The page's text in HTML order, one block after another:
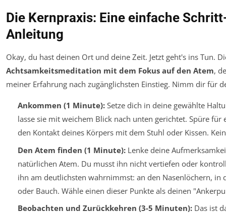
Die Kernpraxis: Eine einfache
Anleitung
Okay, du hast deinen Ort und deine Zeit. Jetzt geht's ins Tun.
Achtsamkeitsmeditation mit dem Fokus auf den Atem,
meiner Erfahrung nach zugänglichsten Einstieg. Nimm dir für
Ankommen (1 Minute):Setze dich in deine gewählte
lasse sie mit weichem Blick nach unten gerichtet. Spüre für
den Kontakt deines Körpers mit dem Stuhl oder Kissen.
Den Atem finden (1 Minute):Lenke deine
natürlichen Atem. Du musst ihn nicht vertiefen oder
ihn am deutlichsten wahrnimmst: an den Nasenlöchern, in
oder Bauch. Wähle einen dieser Punkte als deinen
Beobachten und Zurückkehren (3-5 Minuten):Das ist